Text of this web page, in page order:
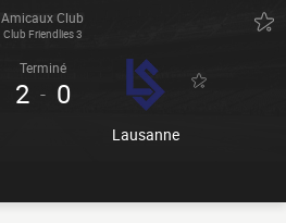
Amicaux Club
Club Friendlies 3
Terminé
2 - 0
Lausanne